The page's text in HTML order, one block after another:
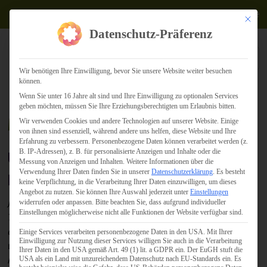
Termine
Marken-Positionierung
Unsere Expertise –
Erfahrungsbericht:
Jahrelang im gleichen Trott! Das dachte sich auch das
Team eines mittelständischen Unternehmens, nachdem
die Kundenzahl in den letzten fünf Jahren linear geringer
wurde und eine Unsicherheit auch im Bezug zum eigenen
Markenkern entstand. Gemeinsam wurden im Workshop
Mit
Datenschutz-Präferenz
Wir benötigen Ihre Einwilligung, bevor Sie unsere Website weiter besuchen
können.
Wenn Sie unter 16 Jahre alt sind und Ihre Einwilligung zu optionalen Services
geben möchten, müssen Sie Ihre Erziehungsberechtigten um Erlaubnis bitten.
Wir verwenden Cookies und andere Technologien auf unserer Website. Einige
von ihnen sind essenziell, während andere uns helfen, diese Website und Ihre
Erfahrung zu verbessern. Personenbezogene Daten können verarbeitet werden (z.
B. IP-Adressen), z. B. für personalisierte Anzeigen und Inhalte oder die
Messung von Anzeigen und Inhalten. Weitere Informationen über die
Verwendung Ihrer Daten finden Sie in unserer Datenschutzerklärung. Es besteht
keine Verpflichtung, in die Verarbeitung Ihrer Daten einzuwilligen, um dieses
Angebot zu nutzen. Sie können Ihre Auswahl jederzeit unter Einstellungen
widerrufen oder anpassen. Bitte beachten Sie, dass aufgrund individueller
Einstellungen möglicherweise nicht alle Funktionen der Website verfügbar sind.
Einige Services verarbeiten personenbezogene Daten in den USA. Mit Ihrer
Einwilligung zur Nutzung dieser Services willigen Sie auch in die Verarbeitung
Ihrer Daten in den USA gemäß Art. 49 (1) lit. a GDPR ein. Der EuGH stuft die
USA als ein Land mit unzureichendem Datenschutz nach EU-Standards ein. Es